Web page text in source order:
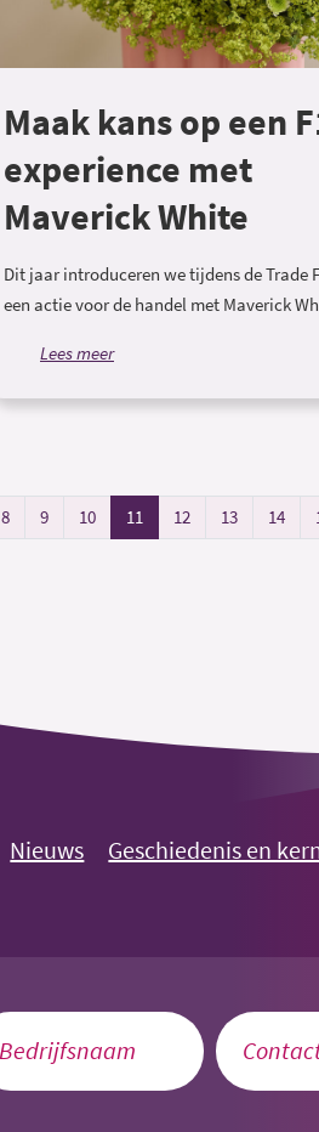
Maak kans op een
experience met
Maverick White
Dit jaar introduceren we tijdens de Trade
een actie voor de handel met Maverick
Lees meer
8 9 10 11 12 13 14
Nieuws Geschiedenis en